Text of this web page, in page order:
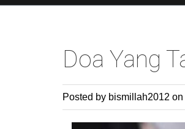
Doa Yang
Posted by bismillah2012 on